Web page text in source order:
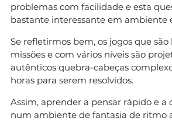
problemas com facilidade e esta
bastante interessante em ambiente
Se refletirmos bem, os jogos que são
missões e com vários níveis são
autênticos quebra-cabeças
horas para serem resolvidos.
Assim, aprender a pensar rápido e a
num ambiente de fantasia de ritmo